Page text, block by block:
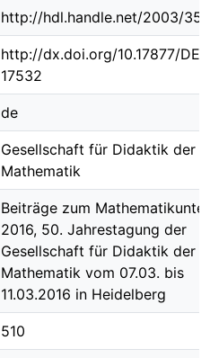
http://hdl.handle.net/2003/
http://dx.doi.org/10.17877/
17532
de
Gesellschaft für Didaktik der
Mathematik
Beiträge zum
2016, 50. Jahrestagung der
Gesellschaft für Didaktik der
Mathematik vom 07.03. bis
11.03.2016 in Heidelberg
510